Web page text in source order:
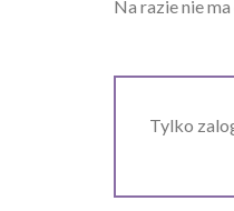
Na razie nie
Tylko